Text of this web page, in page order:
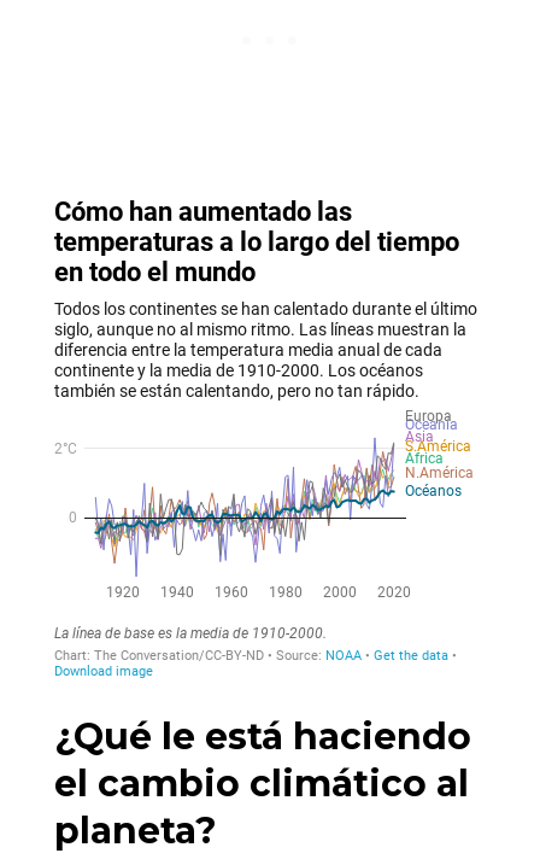
¿Qué le está haciendo
el cambio climático al
planeta?